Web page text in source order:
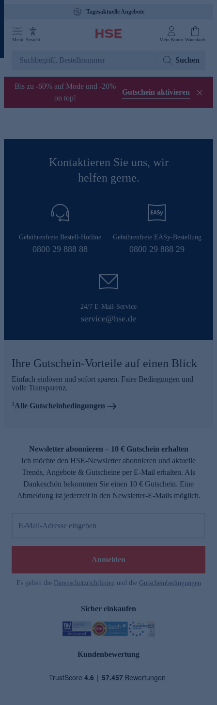
Tagesaktuelle Angebote
Menü Ansicht Mein Konto Warenkorb
Suchen
Bis zu -60% auf Mode und -20%
on top!
Gutschein aktivieren
Kontaktieren Sie uns, wir
helfen gerne.
Gebührenfreie Bestell-Hotline
0800 29 888 88
Gebührenfreie EASy-Bestellung
0800 29 888 29
24/7 E-Mail-Service
service@hse.de
Ihre Gutschein-Vorteile auf einen Blick
Einfach einlösen und sofort sparen. Faire Bedingungen und
volle Transparenz.
1Alle Gutscheinbedingungen
Newsletter abonnieren – 10 € Gutschein erhalten
Ich möchte den HSE-Newsletter abonnieren und aktuelle
Trends, Angebote & Gutscheine per E-Mail erhalten. Als
Dankeschön bekommen Sie einen 10 € Gutschein. Eine
Abmeldung ist jederzeit in den Newsletter-E-Mails möglich.
E-Mail-Adresse eingeben
Anmelden
Es gelten die Datenschutzrichtlinien und die Gutscheinbedingungen
Sicher einkaufen
Kundenbewertung